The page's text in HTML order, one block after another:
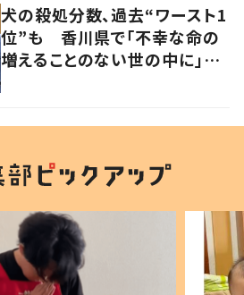
犬の殺処分数、過去“ワースト1
位”も 香川県で「不幸な命の
増えることのない世の中に」と